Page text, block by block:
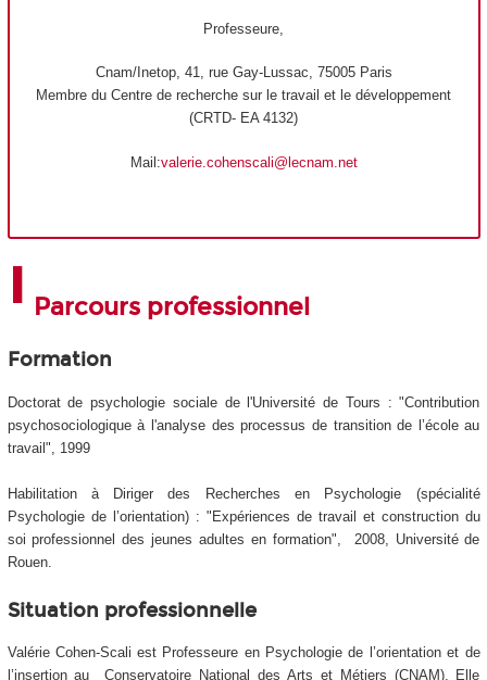
Professeure,
Cnam/Inetop, 41, rue Gay-Lussac, 75005 Paris
Membre du Centre de recherche sur le travail et le développement
(CRTD- EA 4132)
Mail:valerie.cohenscali@lecnam.net
Parcours professionnel
Formation
Doctorat de psychologie sociale de l'Université de Tours : "Contribution
psychosociologique à l'analyse des processus de transition de l’école au
travail", 1999
Habilitation à Diriger des Recherches en Psychologie (spécialité
Psychologie de l’orientation) : "Expériences de travail et construction du
soi professionnel des jeunes adultes en formation", 2008, Université de
Rouen.
Situation professionnelle
Valérie Cohen-Scali est Professeure en Psychologie de l’orientation et de
l’insertion au Conservatoire National des Arts et Métiers (CNAM). Elle